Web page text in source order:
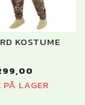
KOSTUME
PÅ LAGER